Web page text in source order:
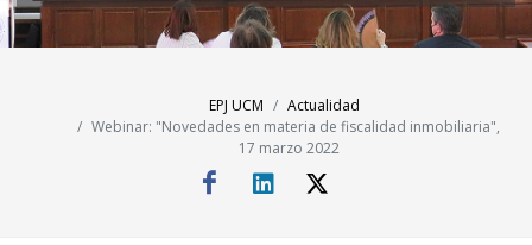
EPJ UCM
Actualidad
Webinar: "Novedades en materia de fiscalidad inmobiliaria",
17 marzo 2022